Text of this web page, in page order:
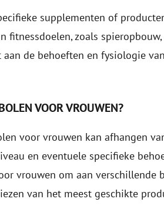
supplementen of
fitnessdoelen, zoals
de behoeften en fysiologie
VOOR VROUWEN?
voor vrouwen kan afhangen
en eventuele specifieke
vrouwen om aan verschillende
van het meest geschikte